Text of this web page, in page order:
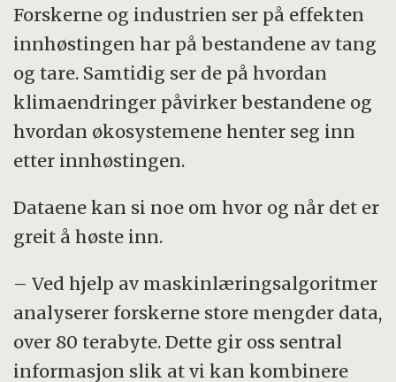
Forskerne og industrien ser på effekten
innhøstingen har på bestandene av tang
og tare. Samtidig ser de på hvordan
klimaendringer påvirker bestandene og
hvordan økosystemene henter seg inn
etter innhøstingen.
Dataene kan si noe om hvor og når det er
greit å høste inn.
– Ved hjelp av maskinlæringsalgoritmer
analyserer forskerne store mengder data,
over 80 terabyte.Dette gir oss sentral
informasjon slik at vi kan kombinere